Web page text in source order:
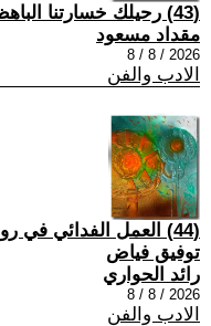
(43) رحيلك خسارتنا الباهظة / للشاعر صبيح عمر
مقداد مسعود
2026 / 8 / 8
الادب والفن
توفيق فياض
رائد الحواري
2026 / 8 / 8
الادب والفن